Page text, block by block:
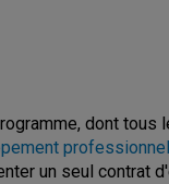
dont tous
un seul contrat